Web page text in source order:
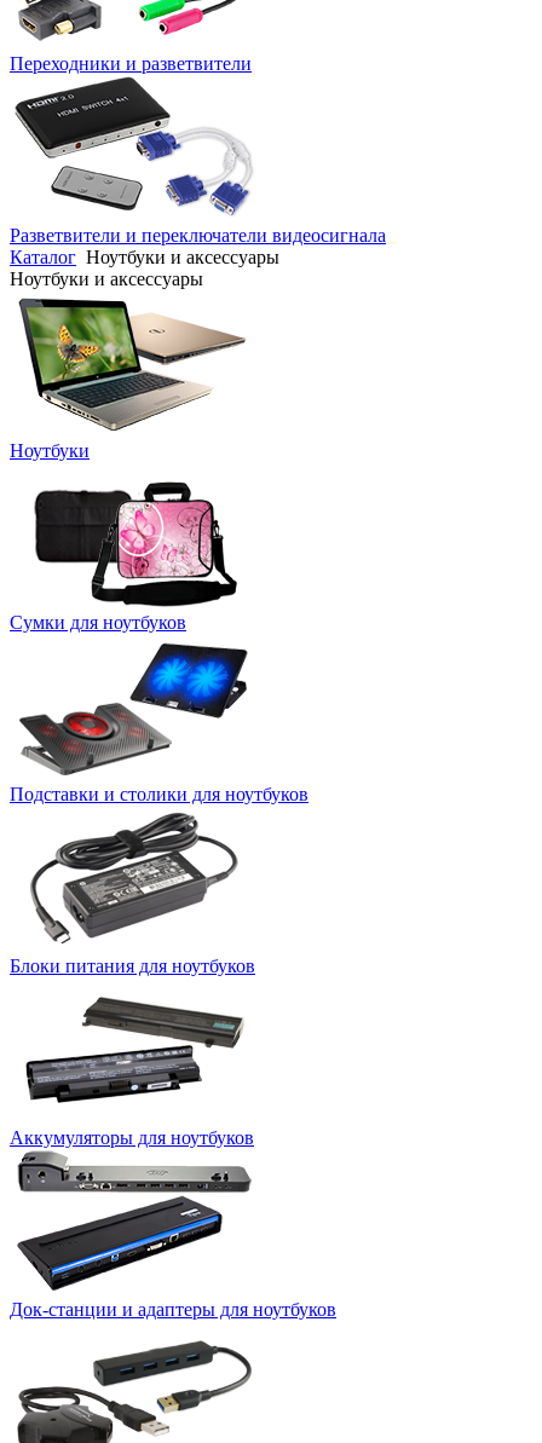
Переходники и разветвители
Разветвители и переключатели видеосигнала
Каталог Ноутбуки и аксессуары
Ноутбуки и аксессуары
Ноутбуки
Сумки для ноутбуков
Подставки и столики для ноутбуков
Блоки питания для ноутбуков
Аккумуляторы для ноутбуков
Док-станции и адаптеры для ноутбуков